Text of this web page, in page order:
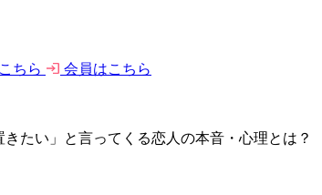
こちら 会員はこちら
きたい」と言ってくる恋人の本音・心理とは？